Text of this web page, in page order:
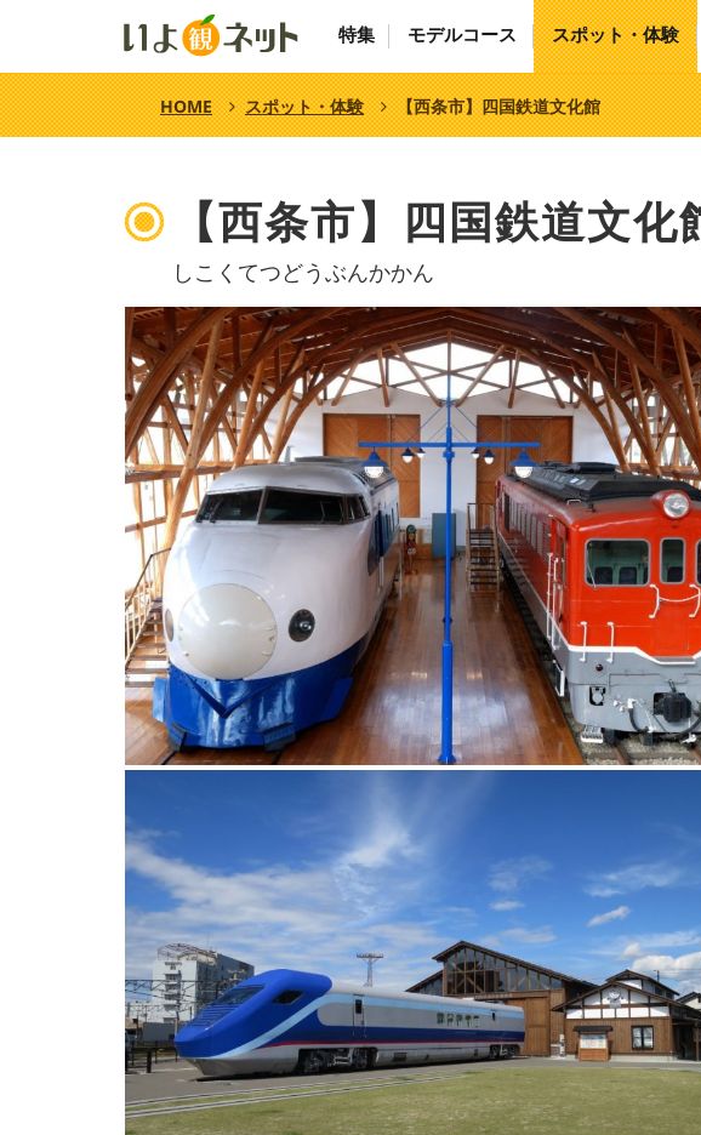
特集 モデルコース スポット・体験
HOME スポット・体験 【西条市】四国鉄道文化館
【西条市】四国鉄道文化
しこくてつどうぶんかかん